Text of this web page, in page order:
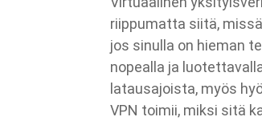
riippumatta siitä,
jos sinulla on hieman
nopealla ja
latausajoista, myös
VPN toimii, miksi sitä